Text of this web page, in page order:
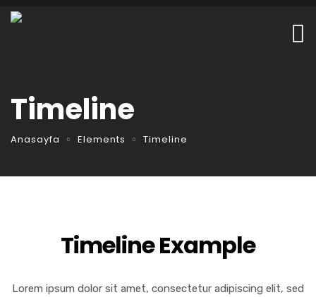
Timeline
Anasayfa Elements Timeline
Timeline Example
Lorem ipsum dolor sit amet, consectetur adipiscing elit, sed